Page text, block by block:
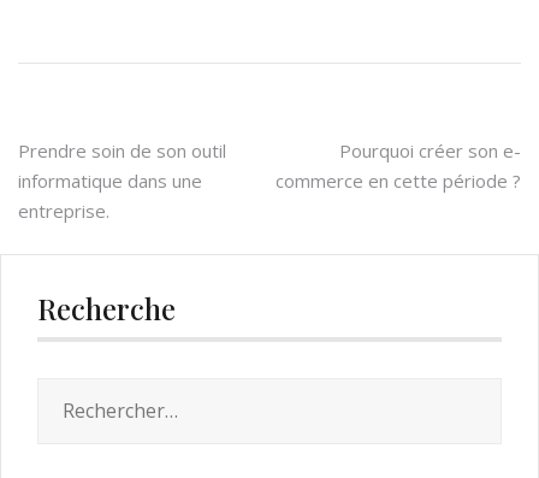
Navigation
de
l’article
Prendre soin de son outil
informatique dans une
entreprise.
Pourquoi créer son e-
commerce en cette période ?
Recherche